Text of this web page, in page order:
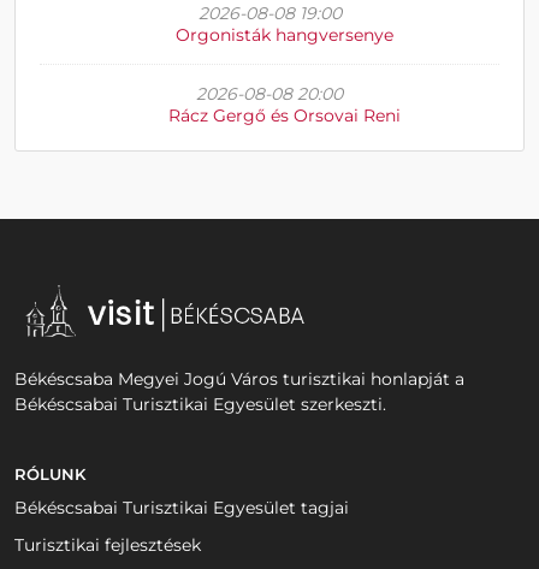
2026-08-08 19:00
Orgonisták hangversenye
2026-08-08 20:00
Rácz Gergő és Orsovai Reni
Békéscsaba Megyei Jogú Város turisztikai honlapját a
Békéscsabai Turisztikai Egyesület szerkeszti.
RÓLUNK
Békéscsabai Turisztikai Egyesület tagjai
Turisztikai fejlesztések